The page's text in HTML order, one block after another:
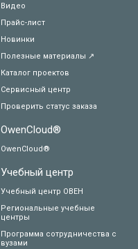
Видео
Прайс-лист
Новинки
Полезные материалы ↗
Каталог проектов
Сервисный центр
Проверить статус заказа
OwenCloud®
OwenCloud®
Учебный центр
Учебный центр ОВЕН
Региональные учебные
центры
Программа сотрудничества с
вузами